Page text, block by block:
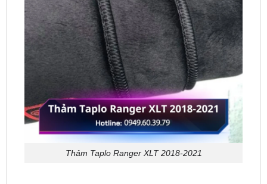
Thảm Taplo Ranger XLT 2018-2021
Khả Năng Bảo Vệ Tổng Thể Nội Thất